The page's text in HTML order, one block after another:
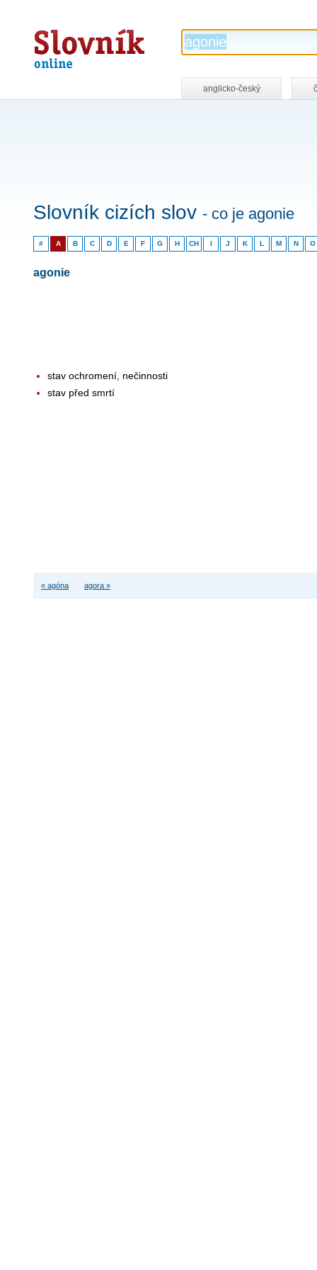
Slovník
online
anglicko-český
Slovník cizích slov - co je agonie
# A B C D E F G H CH I J K L M N O
agonie
stav ochromení, nečinnosti
stav před smrtí
« agóna agora »